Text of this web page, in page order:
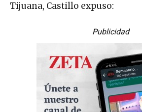
Tijuana, Castillo expuso:
Publicidad